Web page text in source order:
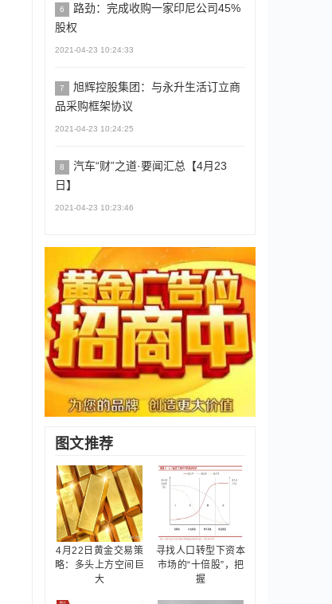
6
路劲：完成收购一家印尼公司45%
股权
2021-04-23 10:24:33
7
旭辉控股集团：与永升生活订立商
品采购框架协议
2021-04-23 10:24:25
8
汽车“财”之道·要闻汇总【4月23
日】
2021-04-23 10:23:46
图文推荐
4月22日黄金交易策
略：多头上方空间巨
大
寻找人口转型下资本
市场的“十倍股”，把
握